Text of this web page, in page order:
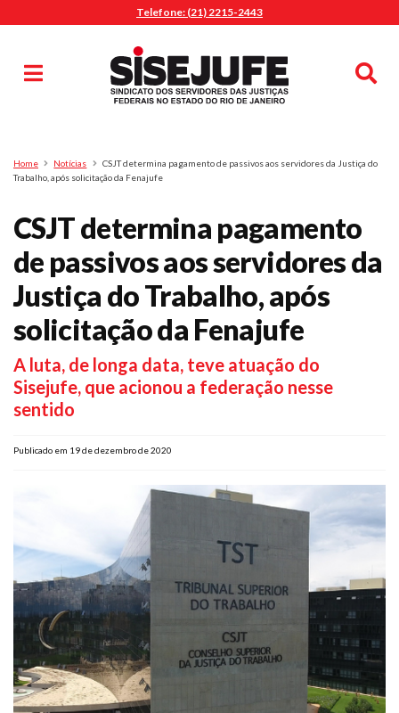
Telefone: (21) 2215-2443
Pesquisa
Home Notícias
CSJT determina pagamento de passivos aos servidores da Justiça do
Trabalho, após solicitação da Fenajufe
CSJT determina pagamento
de passivos aos servidores da
Justiça do Trabalho, após
solicitação da Fenajufe
A luta, de longa data, teve atuação do
Sisejufe, que acionou a federação nesse
sentido
Publicado em 19 de dezembro de 2020
MENU
Sindicalize-se
Jurídico
O Sindicato
Agenda
Casa do Alto
Sede Campestre
Nossos Convênios
Gympass Wellhub
Seguro Auto
Plano de Saúde
Assistência Funeral
InstagramTwitter YoutubeTikTok